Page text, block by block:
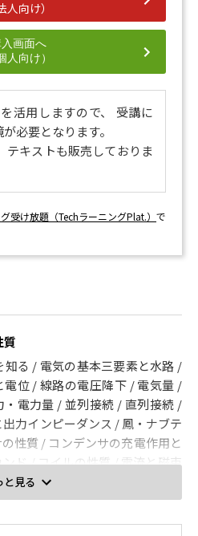
人向け）
画面へ
人向け）
活用しますので、 受講に
必要となります。
キストも販売しておりま
受け放題（TechラーニングPlat.）で
質
知る / 電気の基本三要素と水路 /
電位 / 線路の電圧降下 / 電気量 /
電力量 / 並列接続 / 直列接続 /
力インピーダンス / 鳳・ナブテ
性質 / コンデンサの充電作用と
ド / コイルの性質 / 電流と磁束
/ コイルの用途と逆起電力の防止
と見る